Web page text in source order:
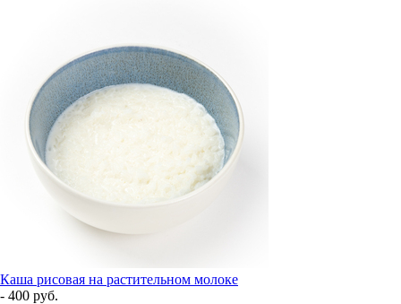
Каша рисовая на растительном молоке
- 400 руб.